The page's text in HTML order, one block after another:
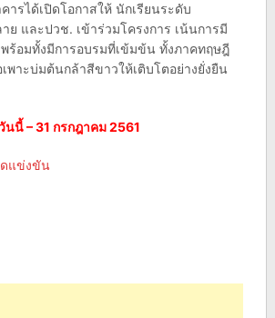
ารได้เปิดโอกาสให้ นักเรียนระดับ
ย และปวช. เข้าร่วมโครงการ เน้นการมี
ร้อมทั้งมีการอบรมที่เข้มข้น ทั้งภาคทฤษฎี
พาะบ่มต้นกล้าสีขาวให้เติบโตอย่างยั่งยืน
นี้ – 31 กรกฎาคม 2561
แข่งขัน